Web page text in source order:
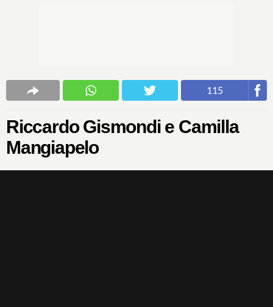
115
Riccardo Gismondi e Camilla
Mangiapelo